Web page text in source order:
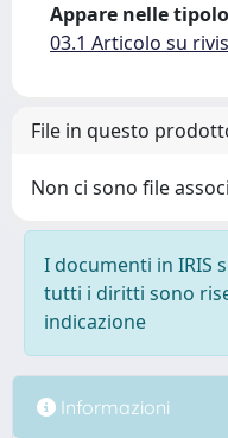
Appare nelle
03.1 Articolo su
File in questo
Non ci sono file
I documenti in IRIS
tutti i diritti sono
indicazione
Informazioni